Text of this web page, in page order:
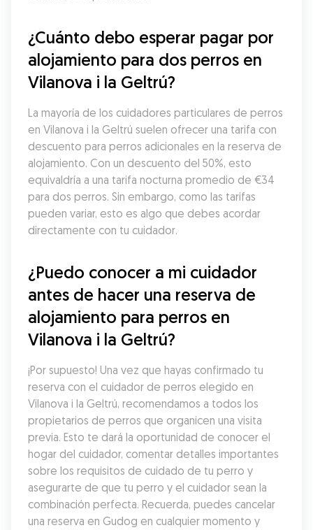
¿Cuánto debo esperar pagar por
alojamiento para dos perros en
Vilanova i la Geltrú?
La mayoría de los cuidadores particulares de perros
en Vilanova i la Geltrú suelen ofrecer una tarifa con
descuento para perros adicionales en la reserva de
alojamiento. Con un descuento del 50%, esto
equivaldría a una tarifa nocturna promedio de €34
para dos perros. Sin embargo, como las tarifas
pueden variar, esto es algo que debes acordar
directamente con tu cuidador.
¿Puedo conocer a mi cuidador
antes de hacer una reserva de
alojamiento para perros en
Vilanova i la Geltrú?
¡Por supuesto! Una vez que hayas confirmado tu
reserva con el cuidador de perros elegido en
Vilanova i la Geltrú, recomendamos a todos los
propietarios de perros que organicen una visita
previa. Esto te dará la oportunidad de conocer el
hogar del cuidador, comentar detalles importantes
sobre los requisitos de cuidado de tu perro y
asegurarte de que tu perro y el cuidador sean la
combinación perfecta. Recuerda, puedes cancelar
una reserva en Gudog en cualquier momento y